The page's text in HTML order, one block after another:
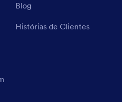
Blog
Histórias de Clientes